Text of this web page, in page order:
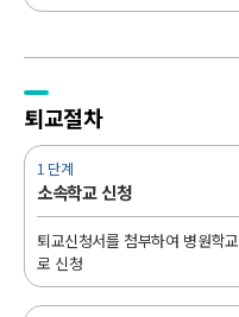
퇴교절차
1 단계
소속학교 신청
퇴교신청서를 첨부하여 병원학교
로 신청